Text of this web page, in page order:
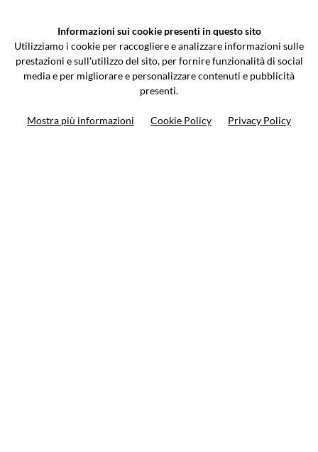
Via Galileo Galilei 5 | Verano Brianza (MB) 20843 | ITALY
0362-805407-info@valtermoto.com
Informazioni sui cookie presenti in questo sito
Utilizziamo i cookie per raccogliere e analizzare informazioni sulle
prestazioni e sull'utilizzo del sito, per fornire funzionalità di social
media e per migliorare e personalizzare contenuti e pubblicità
presenti.
Mostra più informazioni Cookie Policy Privacy Policy